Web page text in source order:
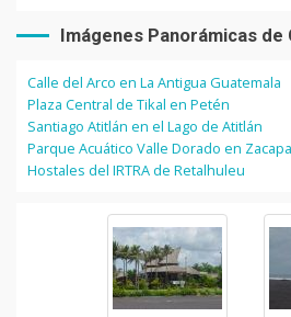
Imágenes Panorámicas de
Calle del Arco en La Antigua Guatemala
Plaza Central de Tikal en Petén
Santiago Atitlán en el Lago de Atitlán
Parque Acuático Valle Dorado en Zacapa
Hostales del IRTRA de Retalhuleu